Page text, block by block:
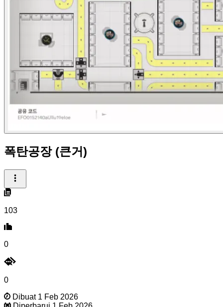
폭탄공장 (큰거)
103
0
0
Dibuat 1 Feb 2026